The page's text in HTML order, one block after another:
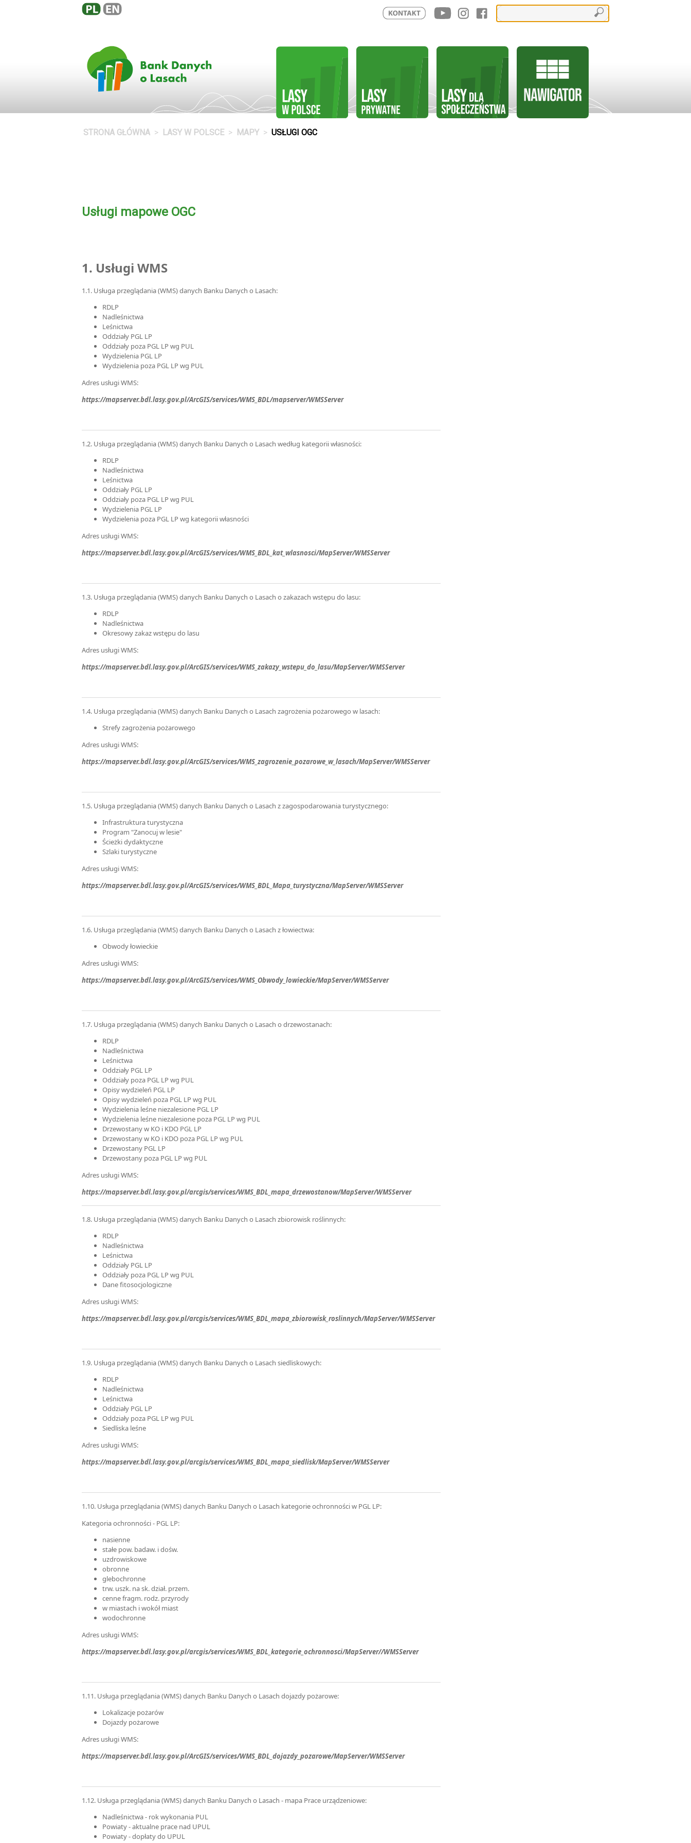
STRONA GŁÓWNA LASY W POLSCE MAPY USŁUGI OGC
Usługi mapowe OGC
1. Usługi WMS
1.1. Usługa przeglądania (WMS) danych Banku Danych o Lasach:
RDLP
Nadleśnictwa
Leśnictwa
Oddziały PGL LP
Oddziały poza PGL LP wg PUL
Wydzielenia PGL LP
Wydzielenia poza PGL LP wg PUL
Adres usługi WMS:
https://mapserver.bdl.lasy.gov.pl/ArcGIS/services/WMS_BDL/mapserver/WMSServer
1.2. Usługa przeglądania (WMS) danych Banku Danych o Lasach według kategorii własności:
RDLP
Nadleśnictwa
Leśnictwa
Oddziały PGL LP
Oddziały poza PGL LP wg PUL
Wydzielenia PGL LP
Wydzielenia poza PGL LP wg kategorii własności
Adres usługi WMS:
https://mapserver.bdl.lasy.gov.pl/ArcGIS/services/WMS_BDL_kat_wlasnosci/MapServer/WMSServer
1.3. Usługa przeglądania (WMS) danych Banku Danych o Lasach o zakazach wstępu do lasu:
RDLP
Nadleśnictwa
Okresowy zakaz wstępu do lasu
Adres usługi WMS:
https://mapserver.bdl.lasy.gov.pl/ArcGIS/services/WMS_zakazy_wstepu_do_lasu/MapServer/WMSServer
1.4. Usługa przeglądania (WMS) danych Banku Danych o Lasach zagrożenia pożarowego w lasach:
Strefy zagrożenia pożarowego
Adres usługi WMS:
https://mapserver.bdl.lasy.gov.pl/ArcGIS/services/WMS_zagrozenie_pozarowe_w_lasach/MapServer/WMSServer
1.5. Usługa przeglądania (WMS) danych Banku Danych o Lasach z zagospodarowania turystycznego:
Infrastruktura turystyczna
Program "Zanocuj w lesie"
Ścieżki dydaktyczne
Szlaki turystyczne
Adres usługi WMS:
https://mapserver.bdl.lasy.gov.pl/ArcGIS/services/WMS_BDL_Mapa_turystyczna/MapServer/WMSServer
1.6. Usługa przeglądania (WMS) danych Banku Danych o Lasach z łowiectwa:
Obwody łowieckie
Adres usługi WMS:
https://mapserver.bdl.lasy.gov.pl/ArcGIS/services/WMS_Obwody_lowieckie/MapServer/WMSServer
1.7. Usługa przeglądania (WMS) danych Banku Danych o Lasach o drzewostanach:
RDLP
Nadleśnictwa
Leśnictwa
Oddziały PGL LP
Oddziały poza PGL LP wg PUL
Opisy wydzieleń PGL LP
Opisy wydzieleń poza PGL LP wg PUL
Wydzielenia leśne niezalesione PGL LP
Wydzielenia leśne niezalesione poza PGL LP wg PUL
Drzewostany w KO i KDO PGL LP
Drzewostany w KO i KDO poza PGL LP wg PUL
Drzewostany PGL LP
Drzewostany poza PGL LP wg PUL
Adres usługi WMS:
https://mapserver.bdl.lasy.gov.pl/arcgis/services/WMS_BDL_mapa_drzewostanow/MapServer/WMSServer
1.8. Usługa przeglądania (WMS) danych Banku Danych o Lasach zbiorowisk roślinnych:
RDLP
Nadleśnictwa
Leśnictwa
Oddziały PGL LP
Oddziały poza PGL LP wg PUL
Dane fitosocjologiczne
Adres usługi WMS:
https://mapserver.bdl.lasy.gov.pl/arcgis/services/WMS_BDL_mapa_zbiorowisk_roslinnych/MapServer/WMSServer
1.9. Usługa przeglądania (WMS) danych Banku Danych o Lasach siedliskowych:
RDLP
Nadleśnictwa
Leśnictwa
Oddziały PGL LP
Oddziały poza PGL LP wg PUL
Siedliska leśne
Adres usługi WMS:
https://mapserver.bdl.lasy.gov.pl/arcgis/services/WMS_BDL_mapa_siedlisk/MapServer/WMSServer
1.10. Usługa przeglądania (WMS) danych Banku Danych o Lasach kategorie ochronności w PGL LP:
Kategoria ochronności - PGL LP:
nasienne
stałe pow. badaw. i dośw.
uzdrowiskowe
obronne
glebochronne
trw. uszk. na sk. dział. przem.
cenne fragm. rodz. przyrody
w miastach i wokół miast
wodochronne
Adres usługi WMS:
https://mapserver.bdl.lasy.gov.pl/arcgis/services/WMS_BDL_kategorie_ochronnosci/MapServer//WMSServer
1.11. Usługa przeglądania (WMS) danych Banku Danych o Lasach dojazdy pożarowe:
Lokalizacje pożarów
Dojazdy pożarowe
Adres usługi WMS:
https://mapserver.bdl.lasy.gov.pl/ArcGIS/services/WMS_BDL_dojazdy_pozarowe/MapServer/WMSServer
1.12. Usługa przeglądania (WMS) danych Banku Danych o Lasach - mapa Prace urządzeniowe:
Nadleśnictwa - rok wykonania PUL
Powiaty - aktualne prace nad UPUL
Powiaty - dopłaty do UPUL